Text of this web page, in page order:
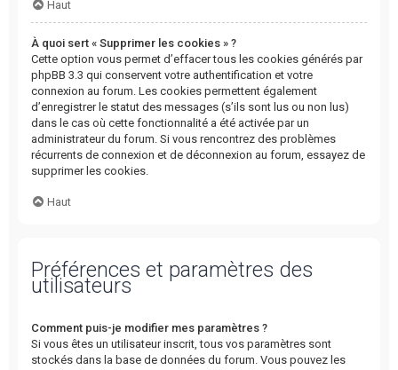
Haut
À quoi sert « Supprimer les cookies » ?
Cette option vous permet d’effacer tous les cookies générés par
phpBB 3.3 qui conservent votre authentification et votre
connexion au forum. Les cookies permettent également
d’enregistrer le statut des messages (s’ils sont lus ou non lus)
dans le cas où cette fonctionnalité a été activée par un
administrateur du forum. Si vous rencontrez des problèmes
récurrents de connexion et de déconnexion au forum, essayez de
supprimer les cookies.
Haut
Préférences et paramètres des
utilisateurs
Comment puis-je modifier mes paramètres ?
Si vous êtes un utilisateur inscrit, tous vos paramètres sont
stockés dans la base de données du forum. Vous pouvez les